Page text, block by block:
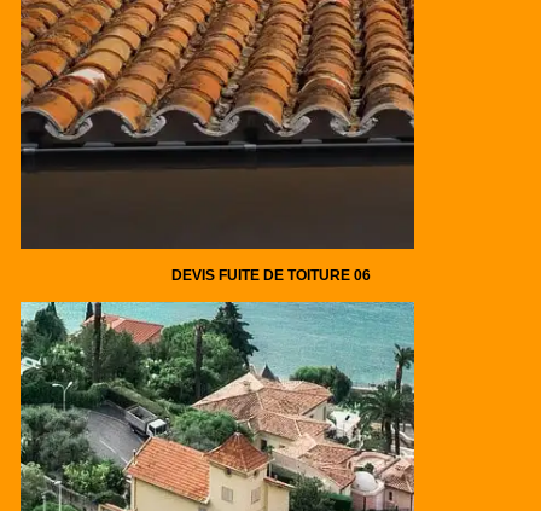
DEVIS FUITE DE TOITURE 06